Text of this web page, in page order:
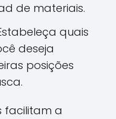
de materiais.
quais
deseja
posições
facilitam a